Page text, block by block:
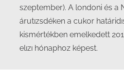
szeptember). A londoni és a
árutızsdéken a cukor
kismértékben emelkedett
elızı hónaphoz képest.